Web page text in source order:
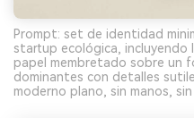
Prompt: set de identidad
startup ecológica,
papel membretado sobre un
dominantes con detalles
moderno plano, sin manos,